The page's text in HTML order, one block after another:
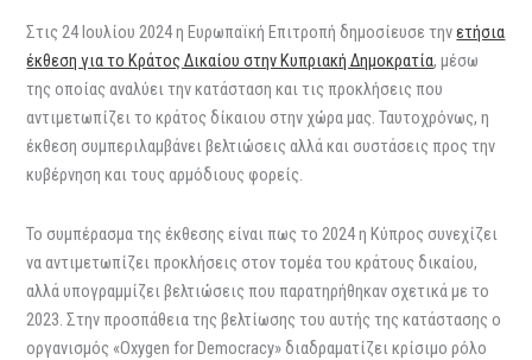
Στις 24 Ιουλίου 2024 η Ευρωπαϊκή Επιτροπή δημοσίευσε τηνετήσια
έκθεση για το Κράτος Δικαίου στην Κυπριακή Δημοκρατία, μέσω
της οποίας αναλύει την κατάσταση και τις προκλήσεις που
αντιμετωπίζει το κράτος δίκαιου στην χώρα μας. Ταυτοχρόνως, η
έκθεση συμπεριλαμβάνει βελτιώσεις αλλά και συστάσεις προς την
κυβέρνηση και τους αρμόδιους φορείς.
Το συμπέρασμα της έκθεσης είναι πως το 2024 η Κύπρος συνεχίζει
να αντιμετωπίζει προκλήσεις στον τομέα του κράτους δικαίου,
αλλά υπογραμμίζει βελτιώσεις που παρατηρήθηκαν σχετικά με το
2023. Στην προσπάθεια της βελτίωσης του αυτής της κατάστασης ο
οργανισμός «Oxygen for Democracy» διαδραματίζει κρίσιμο ρόλο